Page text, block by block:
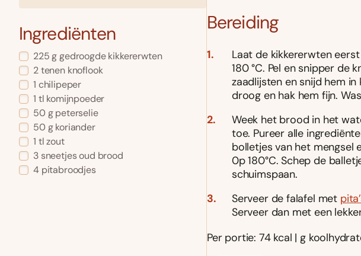
Ingrediënten
225 g gedroogde kikkererwten
2 tenen knoflook
1 chilipeper
1 tl komijnpoeder
50 g peterselie
50 g koriander
1 tl zout
3 sneetjes oud brood
4 pitabroodjes
Bereiding
Laat de kikkererwten
180 °C. Pel en snipper de
zaadlijsten en snijd hem
droog en hak hem fijn.
Week het brood in het
toe. Pureer alle
bolletjes van het mengsel
0p 180°C. Schep de
schuimspaan.
Serveer de falafel met
Serveer dan met een
Per portie: 74 kcal | g